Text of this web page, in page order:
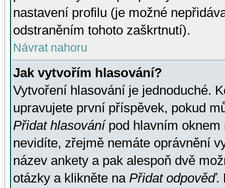
nastavení profilu (je možné
odstraněním tohoto zaškrtnutí).
Návrat nahoru
Jak vytvořím hlasování?
Vytvoření hlasování je jednoduché.
upravujete první příspěvek, pokud
Přidat hlasovánípod hlavním oknem
nevidíte, zřejmě nemáte oprávnění
název ankety a pak alespoň dvě
otázky a klikněte na Přidat odpověď.